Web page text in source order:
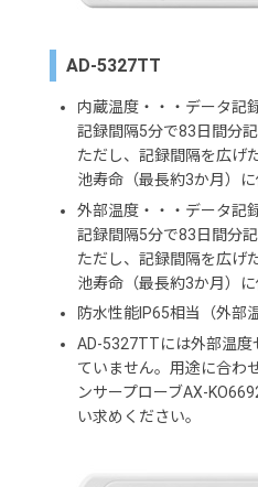
AD-5327TT
内蔵温度・・・データ記
記録間隔5分で83日間分記
ただし、記録間隔を広げ
池寿命（最長約3か月）に
外部温度・・・データ記
記録間隔5分で83日間分記
ただし、記録間隔を広げ
池寿命（最長約3か月）に
防水性能IP65相当（外部
AD-5327TTには外部温度
ていません。用途に合わ
ンサープローブAX-
い求めください。